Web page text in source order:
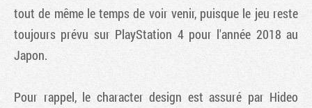
tout de même le temps de voir venir, puisque le jeu reste
toujours prévu sur PlayStation 4 pour l'année 2018 au
Japon.
Pour rappel, le character design est assuré par Hideo